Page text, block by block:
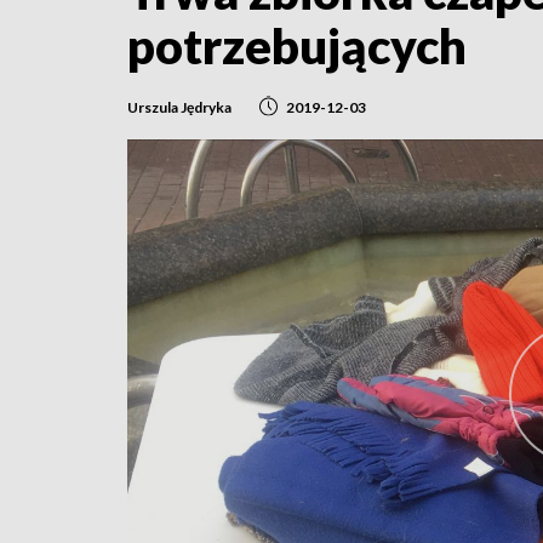
potrzebujących
Urszula Jędryka 2019-12-03